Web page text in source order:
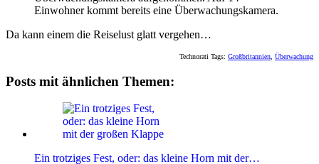
Einwohner kommt bereits eine Überwachungskamera.
Da kann einem die Reiselust glatt vergehen…
Technorati Tags: Großbritannien Überwachung
Posts mit ähnlichen Themen:
Ein trotziges Fest, oder: das kleine Horn mit der…